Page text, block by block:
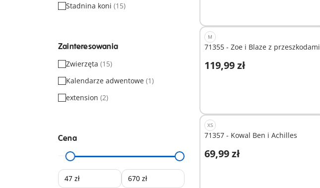
Stadnina koni (15)
Zainteresowania
Zwierzęta (15)
Kalendarze adwentowe (1)
extension (2)
Cena
M
71355 - Zoe i Blaze z przeszkodami
119,99 zł
Dodaj do koszyka
XS
71357 - Kowal Ben i Achilles
69,99 zł
Dodaj do koszyka